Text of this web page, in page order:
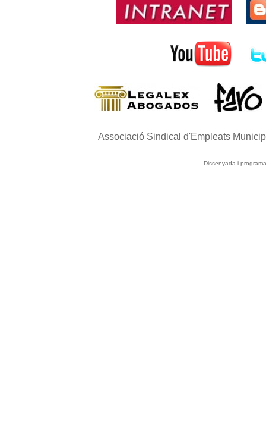
Associació Sindical d'Empleats
Dissenyada i